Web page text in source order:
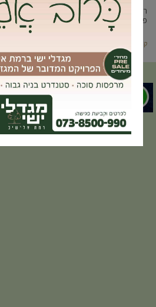
רישום סימן מסחר היא פעולה קריטית שתבוצע
פעילותה העסקית. במדינת ישראל, רישום סימן
קרא עוד ←